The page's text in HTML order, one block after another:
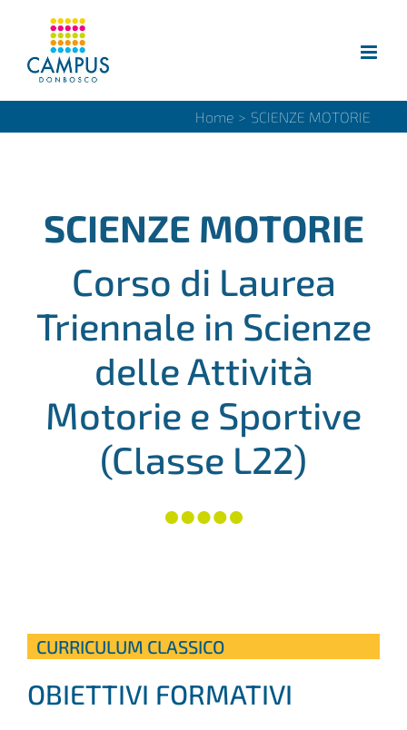
contenuto
Home > SCIENZE MOTORIE
SCIENZE MOTORIE
Corso di Laurea
Triennale in Scienze
delle Attività
Motorie e Sportive
(Classe L22)
CURRICULUM CLASSICO
OBIETTIVI FORMATIVI